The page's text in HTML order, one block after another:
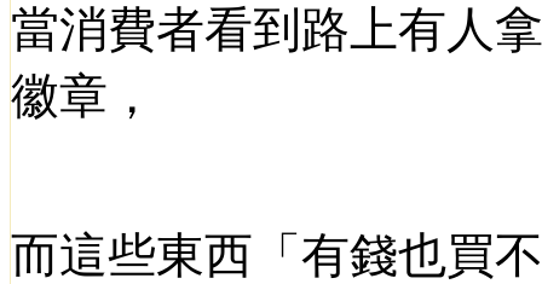
當消費者看到路上有人
徽章，
而這些東西「有錢也買